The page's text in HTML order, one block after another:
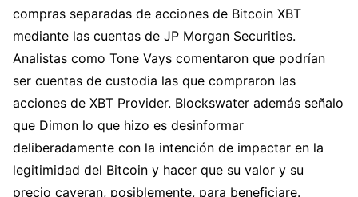
compras separadas de acciones de Bitcoin XBT
mediante las cuentas de JP Morgan Securities.
Analistas como Tone Vays comentaron que podrían
ser cuentas de custodia las que compraron las
acciones de XBT Provider. Blockswater además señalo
que Dimon lo que hizo es desinformar
deliberadamente con la intención de impactar en la
legitimidad del Bitcoin y hacer que su valor y su
precio cayeran, posiblemente, para beneficiare.